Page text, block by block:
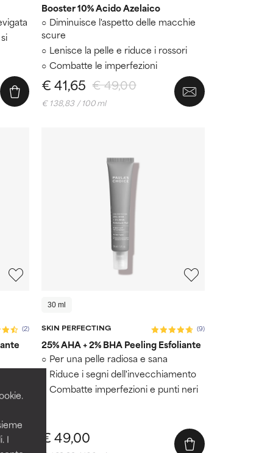
I
Booster 10% Acido Azelaico
Diminuisce l'aspetto delle macchie
scure
Lenisce la pelle e riduce i rossori
Combatte le imperfezioni
€ 49,00
€ 41,65
€ 138,83 / 100 ml
(2)
30 ml
SKIN PERFECTING (9)
25% AHA + 2% BHA Peeling Esfoliante
Per una pelle radiosa e sana
Riduce i segni dell'invecchiamento
Combatte imperfezioni e punti neri
€ 49,00